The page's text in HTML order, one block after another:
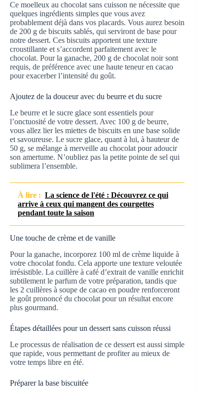
Ce moelleux au chocolat sans cuisson ne nécessite que
quelques ingrédients simples que vous avez
probablement déjà dans vos placards. Vous aurez besoin
de 200 g de biscuits sablés, qui serviront de base pour
notre dessert. Ces biscuits apportent une texture
croustillante et s’accordent parfaitement avec le
chocolat. Pour la ganache, 200 g de chocolat noir sont
requis, de préférence avec une haute teneur en cacao
pour exacerber l’intensité du goût.
Ajoutez de la douceur avec du beurre et du sucre
Le beurre et le sucre glace sont essentiels pour
l’onctuosité de votre dessert. Avec 100 g de beurre,
vous allez lier les miettes de biscuits en une base solide
et savoureuse. Le sucre glace, quant à lui, à hauteur de
50 g, se mélange à merveille au chocolat pour adoucir
son amertume. N’oubliez pas la petite pointe de sel qui
sublimera l’ensemble.
À lire : La science de l'été : Découvrez ce qui
arrive à ceux qui mangent des courgettes
pendant toute la saison
Une touche de crème et de vanille
Pour la ganache, incorporez 100 ml de crème liquide à
votre chocolat fondu. Cela apporte une texture veloutée
irrésistible. La cuillère à café d’extrait de vanille enrichit
subtilement le parfum de votre préparation, tandis que
les 2 cuillères à soupe de cacao en poudre renforceront
le goût prononcé du chocolat pour un résultat encore
plus gourmand.
Étapes détaillées pour un dessert sans cuisson réussi
Le processus de réalisation de ce dessert est aussi simple
que rapide, vous permettant de profiter au mieux de
votre temps libre en été.
Préparer la base biscuitée